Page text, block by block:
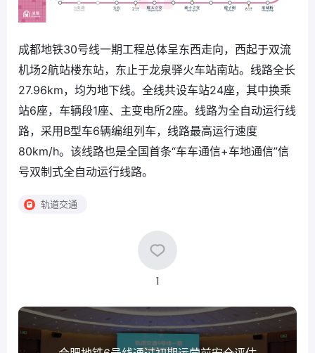
成都地铁30号线一期工程总体呈东西走向，西起于双流
机场2航站楼东站，东止于龙泉驿火车站南站。线路全长
27.96km，均为地下线。全线共设车站24座，其中换乘
站6座，车辆段1座、主变电所2座。线路为全自动运行线
路，采用B型车6辆编组列车，线路最高运行速度
80km/h。该线路也是全国首条“车车通信+车地通信”信
号双制式全自动运行线路。
轨道交通
1